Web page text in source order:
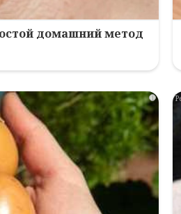
домашний метод
i